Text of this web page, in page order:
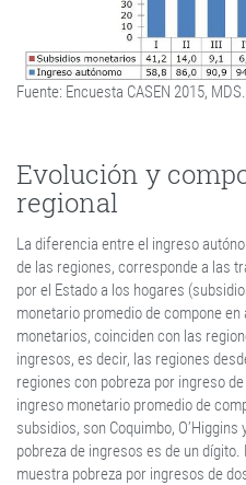
Fuente: Encuesta CASEN 2015, MDS.
Evolución y
regional
La diferencia entre el ingreso
de las regiones, corresponde a las
por el Estado a los hogares
monetario promedio de compone
monetarios, coinciden con las
ingresos, es decir, las regiones
regiones con pobreza por ingreso
ingreso monetario promedio de
subsidios, son Coquimbo,
pobreza de ingresos es de un
muestra pobreza por ingresos de